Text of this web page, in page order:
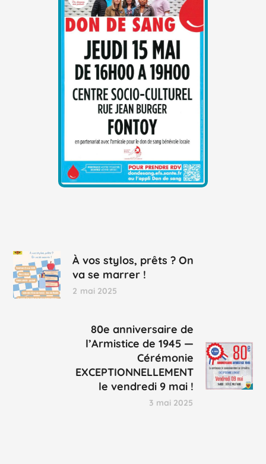
À vos stylos, prêts ? On
va se marrer !
2 mai 2025
80e anniversaire de
l’Armistice de 1945 —
Cérémonie
EXCEPTIONNELLEMENT
le vendredi 9 mai !
3 mai 2025